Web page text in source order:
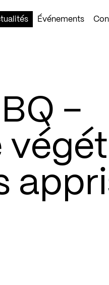
Événements
–